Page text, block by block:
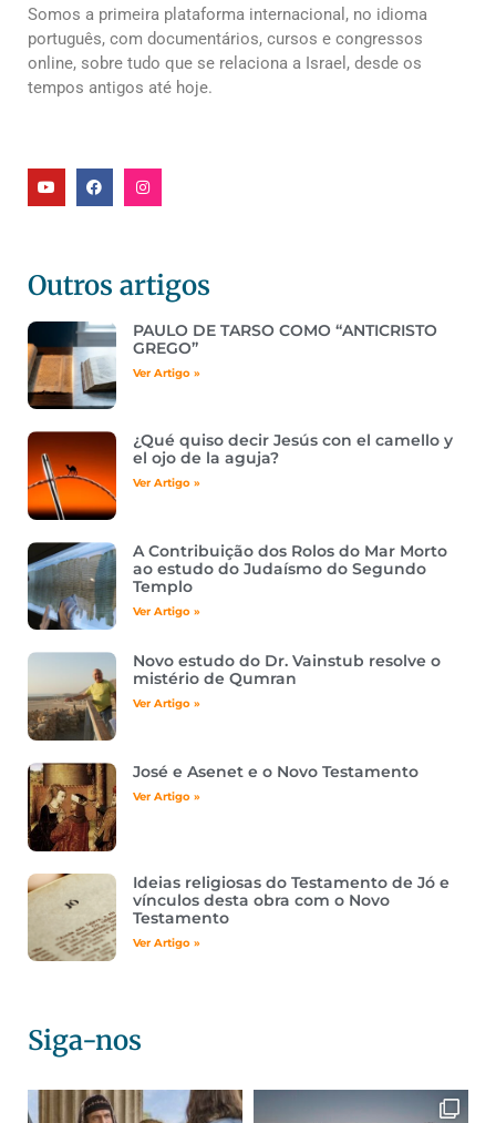
Somos a primeira plataforma internacional, no idioma
português, com documentários, cursos e congressos
online, sobre tudo que se relaciona a Israel, desde os
tempos antigos até hoje.
Outros artigos
PAULO DE TARSO COMO “ANTICRISTO
GREGO”
Ver Artigo »
¿Qué quiso decir Jesús con el camello y
el ojo de la aguja?
Ver Artigo »
A Contribuição dos Rolos do Mar Morto
ao estudo do Judaísmo do Segundo
Templo
Ver Artigo »
Novo estudo do Dr. Vainstub resolve o
mistério de Qumran
Ver Artigo »
José e Asenet e o Novo Testamento
Ver Artigo »
Ideias religiosas do Testamento de Jó e
vínculos desta obra com o Novo
Testamento
Ver Artigo »
Siga-nos